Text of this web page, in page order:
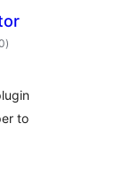
total
ratings
)
to